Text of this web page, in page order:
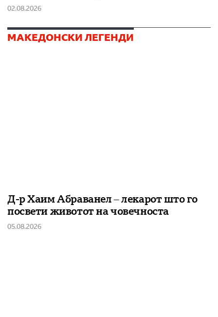
02.08.2026
МАКЕДОНСКИ ЛЕГЕНДИ
Д-р Хаим Абраванел – лекарот што го
посвети животот на човечноста
05.08.2026